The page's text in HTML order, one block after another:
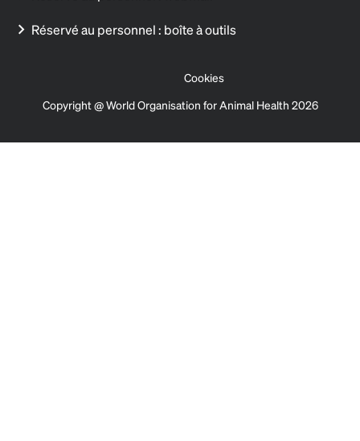
Réservé au personnel : boîte à outils
Cookies
Copyright @ World Organisation for Animal Health 2026